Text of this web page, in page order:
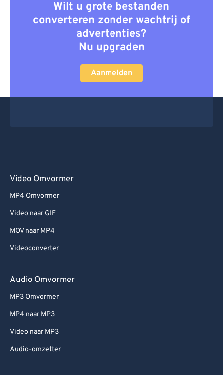
Wilt u grote bestanden
converteren zonder wachtrij of
advertenties?
Nu upgraden
Aanmelden
Video Omvormer
MP4 Omvormer
Video naar GIF
MOV naar MP4
Videoconverter
Audio Omvormer
MP3 Omvormer
MP4 naar MP3
Video naar MP3
Audio-omzetter